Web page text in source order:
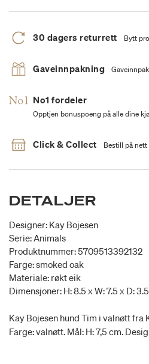
30 dagers returrett Bytt
Gaveinnpakning
No1 fordeler
Opptjen bonuspoeng på alle dine
Click & Collect Bestill på
DETALJER
Designer: Kay Bojesen
Serie: Animals
Produktnummer: 5709513392132
Farge: smoked oak
Materiale: røkt eik
Dimensjoner: H: 8.5 x W: 7.5 x D:
Kay Bojesen hund Tim i valnøtt fra
Farge: valnøtt. Mål: H: 7,5 cm.